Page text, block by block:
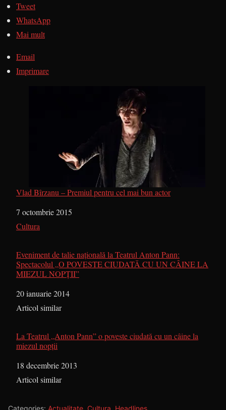
Tweet
WhatsApp
Mai mult
Email
Imprimare
Vlad Bîrzanu – Premiul pentru cel mai bun actor
Dată
7 octombrie 2015
În legătură cu
Cultura
Eveniment de talie naţională la Teatrul Anton Pann:
Spectacolul „O POVESTE CIUDATĂ CU UN CÂINE LA
MIEZUL NOPŢII”
Dată
20 ianuarie 2014
În legătură cu
Articol similar
La Teatrul „Anton Pann” o poveste ciudată cu un câine la
miezul nopţii
Dată
18 decembrie 2013
În legătură cu
Articol similar